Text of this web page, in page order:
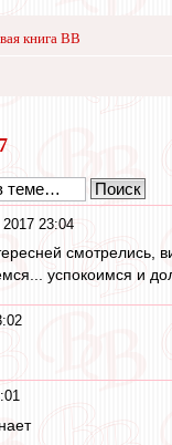
книга ВВ
23:04
смотрелись,
успокоимся и